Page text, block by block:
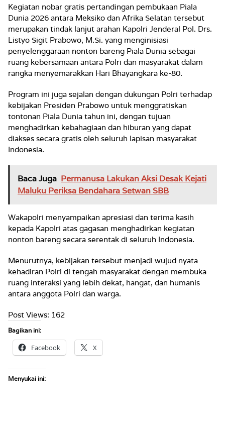
Kegiatan nobar gratis pertandingan pembukaan Piala
Dunia 2026 antara Meksiko dan Afrika Selatan tersebut
merupakan tindak lanjut arahan Kapolri Jenderal Pol. Drs.
Listyo Sigit Prabowo, M.Si. yang menginisiasi
penyelenggaraan nonton bareng Piala Dunia sebagai
ruang kebersamaan antara Polri dan masyarakat dalam
rangka menyemarakkan Hari Bhayangkara ke-80.
Program ini juga sejalan dengan dukungan Polri terhadap
kebijakan Presiden Prabowo untuk menggratiskan
tontonan Piala Dunia tahun ini, dengan tujuan
menghadirkan kebahagiaan dan hiburan yang dapat
diakses secara gratis oleh seluruh lapisan masyarakat
Indonesia.
Baca Juga Permanusa Lakukan Aksi Desak Kejati
Maluku Periksa Bendahara Setwan SBB
Wakapolri menyampaikan apresiasi dan terima kasih
kepada Kapolri atas gagasan menghadirkan kegiatan
nonton bareng secara serentak di seluruh Indonesia.
Menurutnya, kebijakan tersebut menjadi wujud nyata
kehadiran Polri di tengah masyarakat dengan membuka
ruang interaksi yang lebih dekat, hangat, dan humanis
antara anggota Polri dan warga.
Post Views: 162
Bagikan ini:
Facebook X
Menyukai ini: